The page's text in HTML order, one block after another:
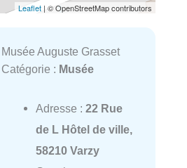
Leaflet | © OpenStreetMap contributors
Musée Auguste Grasset
Catégorie : Musée
Adresse : 22 Rue
de L Hôtel de ville,
58210 Varzy